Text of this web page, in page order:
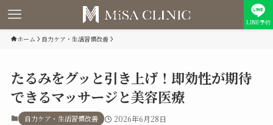
LINE予約
ホーム 自力ケア・生活習慣改善
たるみをグッと引き上げ！即効性が期待
できるマッサージと美容医療
自力ケア・生活習慣改善 2026年6月28日